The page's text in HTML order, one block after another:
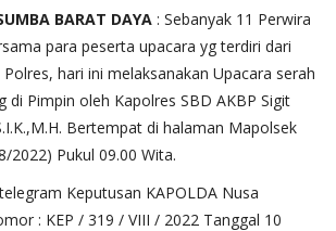
BARAT DAYA : Sebanyak 11 Perwira
para peserta upacara yg terdiri dari
hari ini melaksanakan Upacara serah
di Pimpin oleh Kapolres SBD AKBP Sigit
Bertempat di halaman Mapolsek
2022) Pukul 09.00 Wita.
Keputusan KAPOLDA Nusa
: KEP / 319 / VIII / 2022 Tanggal 10